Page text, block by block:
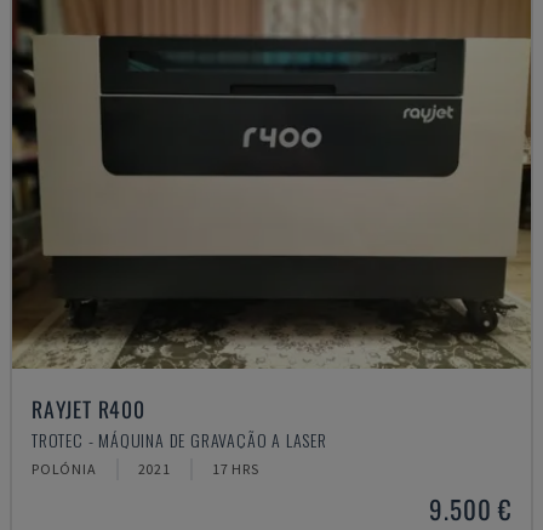
RAYJET R400
TROTEC - MÁQUINA DE GRAVAÇÃO A LASER
POLÓNIA 2021 17 HRS
9.500 €